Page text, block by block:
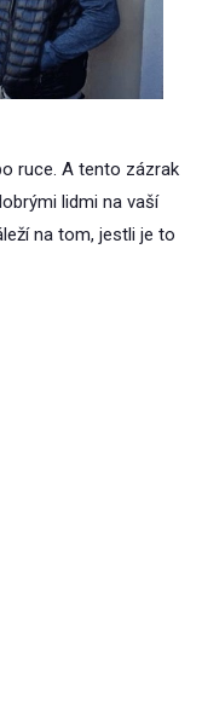
ruce. A tento zázrak
lidmi na vaší
na tom, jestli je to